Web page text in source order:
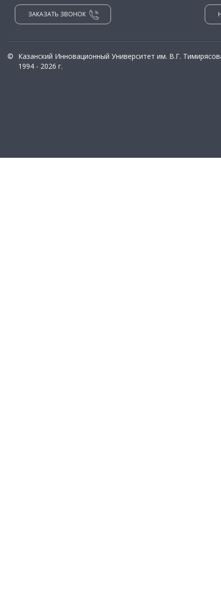
ЗАКАЗАТЬ ЗВОНОК
©
Казанский Инновационный Университет им. В.Г.
1994 - 2026 г.